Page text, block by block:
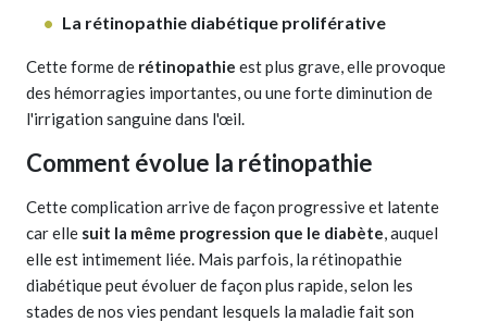
La rétinopathie diabétique proliférative
Cette forme de rétinopathie est plus grave, elle provoque
des hémorragies importantes, ou une forte diminution de
l'irrigation sanguine dans l'œil.
Comment évolue la rétinopathie
Cette complication arrive de façon progressive et latente
car elle suit la même progression que le diabète, auquel
elle est intimement liée. Mais parfois, la rétinopathie
diabétique peut évoluer de façon plus rapide, selon les
stades de nos vies pendant lesquels la maladie fait son